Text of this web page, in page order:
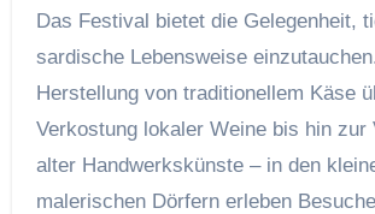
Das Festival bietet die Gelegenheit,
sardische Lebensweise
Herstellung von traditionellem Käse
Verkostung lokaler Weine bis hin zur
alter Handwerkskünste – in den
malerischen Dörfern erleben